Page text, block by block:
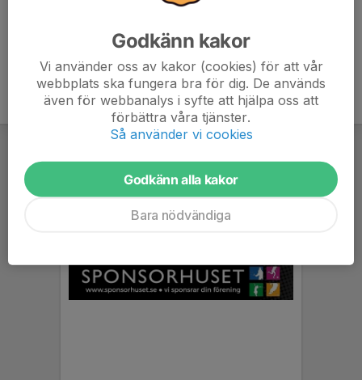
Godkänn kakor
Vi använder oss av kakor (cookies) för att vår
webbplats ska fungera bra för dig. De används
även för webbanalys i syfte att hjälpa oss att
förbättra våra tjänster.
Så använder vi cookies
Godkänn alla kakor
Bara nödvändiga